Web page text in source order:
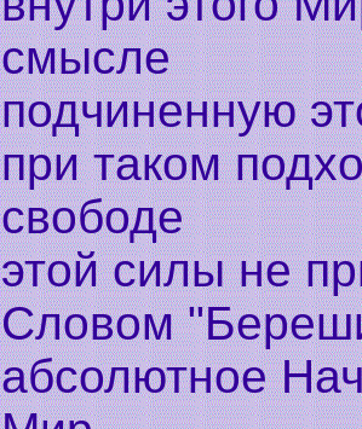
смысле
подчиненную
при таком
свободе
этой силы не
Словом
абсолютное